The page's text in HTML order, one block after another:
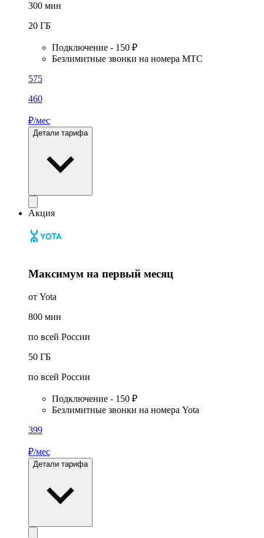
300 мин
20 ГБ
Подключение - 150 ₽
Безлимитные звонки на номера МТС
575
460
₽/мес
Детали тарифа
Акция
Максимум на первый месяц
от Yota
800 мин
по всей России
50 ГБ
по всей России
Подключение - 150 ₽
Безлимитные звонки на номера Yota
399
₽/мес
Детали тарифа